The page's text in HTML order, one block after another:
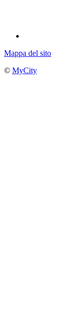
Mappa del sito
© MyCity